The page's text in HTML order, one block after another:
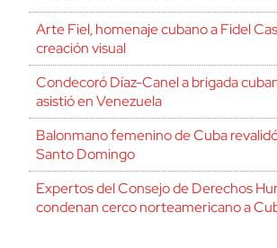
Arte Fiel, homenaje cubano a Fidel
creación visual
Condecoró Díaz-Canel a brigada
asistió en Venezuela
Balonmano femenino de Cuba
Santo Domingo
Expertos del Consejo de Derechos
condenan cerco norteamericano a